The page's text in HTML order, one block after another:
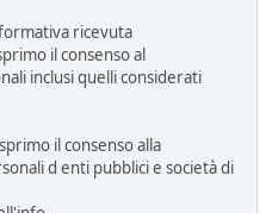
ricevuta
il consenso al
inclusi quelli considerati
il consenso alla
d enti pubblici e società di